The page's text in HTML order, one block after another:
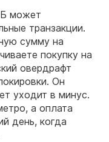
может
транзакции.
сумму на
покупку на
овердрафт
Он
уходит в минус.
а оплата
день, когда